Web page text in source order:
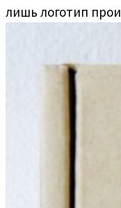
лишь логотип